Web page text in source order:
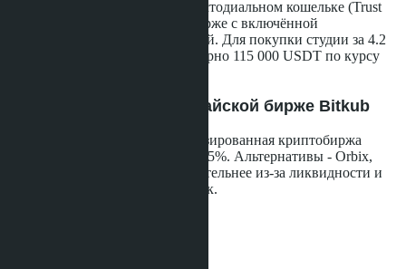
Хранение - в собственном некастодиальном кошельке (Trust
Wallet, Ledger, Trezor) или на бирже с включённой
двухфакторной аутентификацией. Для покупки студии за 4.2
млн бат вам понадобится примерно 115 000 USDT по курсу
Шаг 2: Регистрация на тайской бирже Bitkub
Bitkub.com - крупнейшая лицензированная криптобиржа
Таиланда с долей рынка более 75%. Альтернативы - Orbix,
Satang Pro, но Bitkub предпочтительнее из-за ликвидности и
скорости обработки FET-справок.